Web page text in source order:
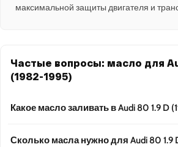
максимальной защиты двигателя и
Частые вопросы: масло для
(1982-1995)
Какое масло заливать в Audi 80 1.9 D
Сколько масла нужно для Audi 80 1.9